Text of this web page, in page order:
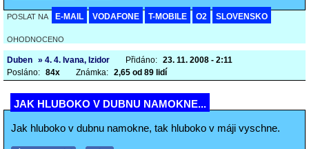
POSLAT NA E-MAIL VODAFONE T-MOBILE O2 SLOVENSKO
OHODNOCENO
Duben » 4. 4. Ivana, Izidor Přidáno: 23. 11. 2008 - 2:11
Posláno: 84x Známka: 2,65 od 89 lidí
JAK HLUBOKO V DUBNU NAMOKNE...
Jak hluboko v dubnu namokne, tak hluboko v máji vyschne.